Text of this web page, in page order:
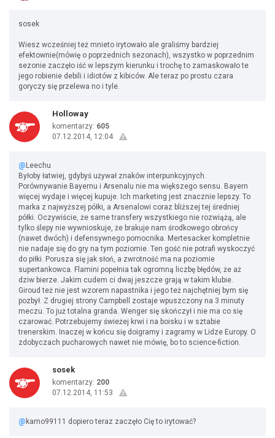
sosek
Wiesz wcześniej też mnieto irytowało ale graliśmy bardziej
efektownie(mówię o poprzednich sezonach), wszystko w poprzednim
sezonie zaczęło iść w lepszym kierunku i trochę to zamaskowało te
jego robienie debili i idiotów z kibiców. Ale teraz po prostu czara
goryczy się przelewa no i tyle.
Holloway
komentarzy: 605
07.12.2014, 12:04
@ Leechu
Byłoby łatwiej, gdybyś używał znaków interpunkcyjnych.
Porównywanie Bayernu i Arsenalu nie ma większego sensu. Bayern
więcej wydaje i więcej kupuje. Ich marketing jest znacznie lepszy. To
marka z najwyższej półki, a Arsenalowi coraz bliższej tej średniej
półki. Oczywiście, że same transfery wszystkiego nie rozwiążą, ale
tylko ślepy nie wywnioskuje, że brakuje nam środkowego obrońcy
(nawet dwóch) i defensywnego pomocnika. Mertesacker kompletnie
nie nadaje się do gry na tym poziomie. Ten gość nie potrafi wyskoczyć
do piłki. Porusza się jak słoń, a zwrotność ma na poziomie
supertankowca. Flamini popełnia tak ogromną liczbę błędów, że aż
dziw bierze. Jakim cudem ci dwaj jeszcze grają w takim klubie.
Giroud też nie jest wzorem napastnika i jego też najchętniej bym się
pozbył. Z drugiej strony Campbell zostaje wpuszczony na 3 minuty
meczu. To już totalna granda. Wenger się skończył i nie ma co się
czarować. Potrzebujemy świeżej krwi i na boisku i w sztabie
trenerskim. Inaczej w końcu się doigramy i zagramy w Lidze Europy. O
zdobyczach pucharowych nawet nie mówię, bo to science-fiction.
sosek
komentarzy: 200
07.12.2014, 11:53
@ kamo99111 dopiero teraz zaczęło Cię to irytować?